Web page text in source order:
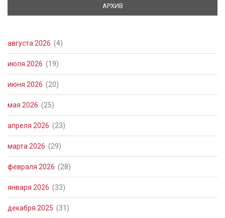
АРХИВ
августа 2026 (4)
июля 2026 (19)
июня 2026 (20)
мая 2026 (25)
апреля 2026 (23)
марта 2026 (29)
февраля 2026 (28)
января 2026 (33)
декабря 2025 (31)